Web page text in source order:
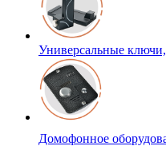
Универсальные
Домофонное